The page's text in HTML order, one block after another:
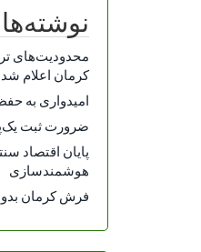
محدودیت‌های
کرمان اعلام شد
امیدواری به
ضرورت ثبت
پایان اقتصاد
هوشمندسازی
فرش کرمان